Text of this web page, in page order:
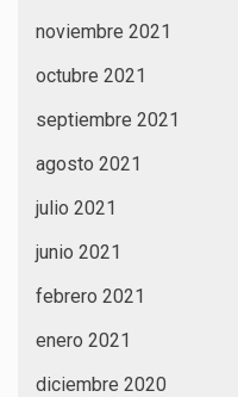
noviembre 2021
octubre 2021
septiembre 2021
agosto 2021
julio 2021
junio 2021
febrero 2021
enero 2021
diciembre 2020